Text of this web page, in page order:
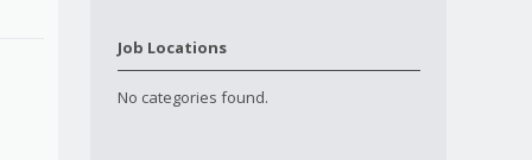
Job Locations
No categories found.